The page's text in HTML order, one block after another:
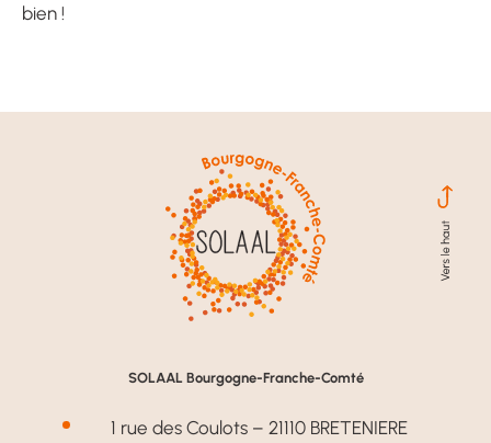
bien !
SOLAAL Bourgogne-Franche-Comté
1 rue des Coulots – 21110 BRETENIERE